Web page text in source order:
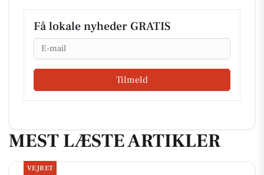
Få lokale nyheder GRATIS
Email
Tilmeld
MEST LÆSTE ARTIKLER
VEJRET